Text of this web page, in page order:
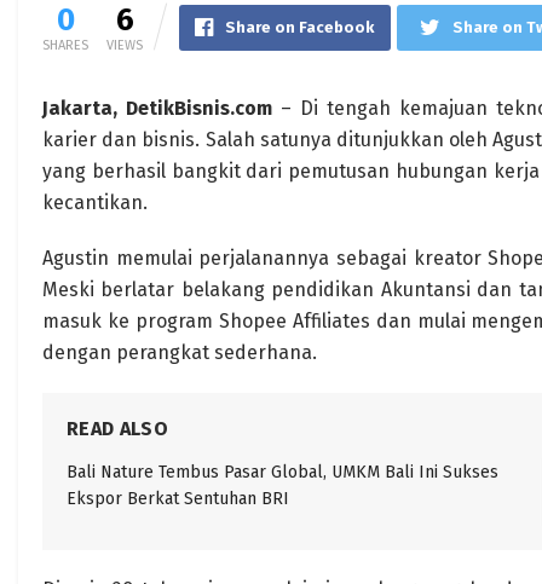
0
SHARES
6
VIEWS
Share on Facebook Share on
Jakarta, DetikBisnis.com– Di tengah kemajuan
karier dan bisnis. Salah satunya ditunjukkan oleh
yang berhasil bangkit dari pemutusan hubungan
kecantikan.
Agustin memulai perjalanannya sebagai kreator
Meski berlatar belakang pendidikan Akuntansi dan
masuk ke program Shopee Affiliates dan mulai
dengan perangkat sederhana.
READ ALSO
Bali Nature Tembus Pasar Global, UMKM Bali Ini Sukses
Ekspor Berkat Sentuhan BRI